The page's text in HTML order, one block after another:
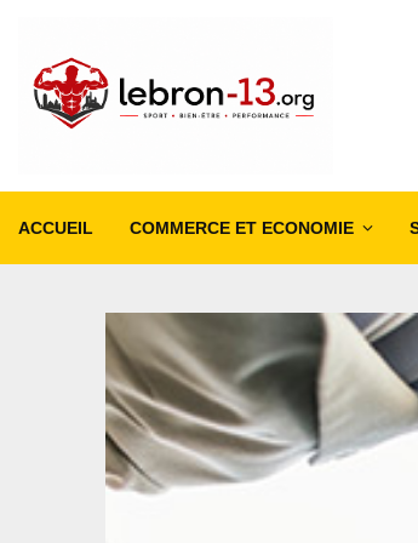
ACCUEIL COMMERCE ET ECONOMIE